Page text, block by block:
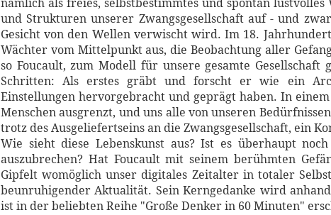
nämlich als freies, selbstbestimmtes und spontan
und Strukturen unserer Zwangsgesellschaft auf - und
Gesicht von den Wellen verwischt wird. Im 18.
Wächter vom Mittelpunkt aus, die Beobachtung aller
so Foucault, zum Modell für unsere gesamte
Schritten: Als erstes gräbt und forscht er wie ein
Einstellungen hervorgebracht und geprägt haben. In
Menschen ausgrenzt, und uns alle von unseren
trotz des Ausgeliefertseins an die Zwangsgesellschaft, ein
Wie sieht diese Lebenskunst aus? Ist es überhaupt
auszubrechen? Hat Foucault mit seinem berühmten
Gipfelt womöglich unser digitales Zeitalter in totaler
beunruhigender Aktualität. Sein Kerngedanke wird
ist in der beliebten Reihe "Große Denker in 60 Minuten"